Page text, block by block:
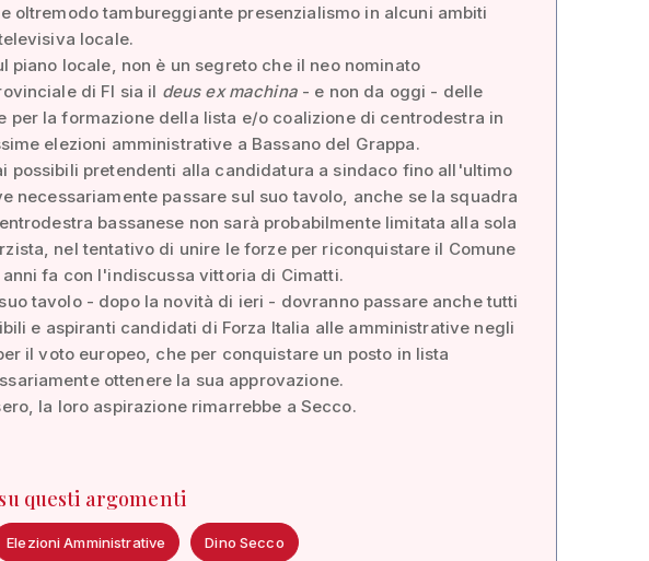
oltremodo tambureggiante presenzialismo in alcuni ambiti
locale.
piano locale, non è un segreto che il neo nominato
di FI sia il deus ex machina- e non da oggi - delle
per la formazione della lista e/o coalizione di centrodestra in
elezioni amministrative a Bassano del Grappa.
possibili pretendenti alla candidatura a sindaco fino all'ultimo
necessariamente passare sul suo tavolo, anche se la squadra
bassanese non sarà probabilmente limitata alla sola
nel tentativo di unire le forze per riconquistare il Comune
anni fa con l'indiscussa vittoria di Cimatti.
tavolo - dopo la novità di ieri - dovranno passare anche tutti
e aspiranti candidati di Forza Italia alle amministrative negli
il voto europeo, che per conquistare un posto in lista
ottenere la sua approvazione.
la loro aspirazione rimarrebbe a Secco.
questi argomenti
Elezioni Amministrative Dino Secco